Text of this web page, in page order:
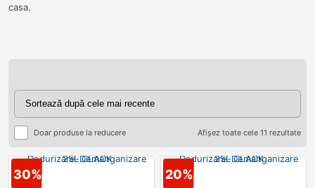
casa.
Doar produse la reducere Afișez toate cele 11 rezultate
30% 20%